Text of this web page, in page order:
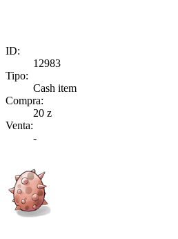
ID:
12983
Tipo:
Cash item
Compra:
20 z
Venta:
-